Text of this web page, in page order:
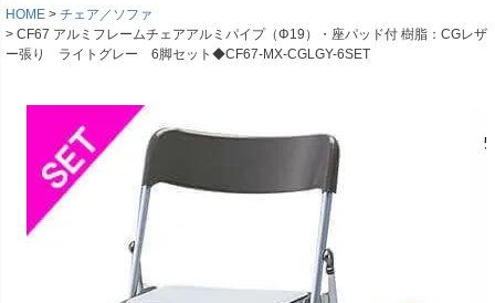
HOME
チェア／ソファ
CF67 アルミフレームチェアアルミパイプ（Φ19）・座パッド付 樹脂：CGレザ
ー張り ライトグレー 6脚セット◆CF67-MX-CGLGY-6SET